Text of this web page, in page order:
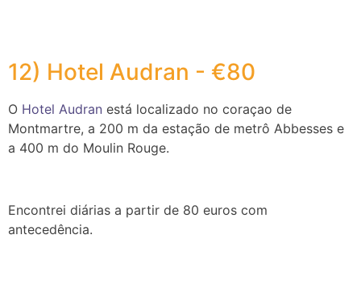
12) Hotel Audran - €80
O Hotel Audran está localizado no coraçao de
Montmartre, a 200 m da estação de metrô Abbesses e
a 400 m do Moulin Rouge.
Encontrei diárias a partir de 80 euros com
antecedência.